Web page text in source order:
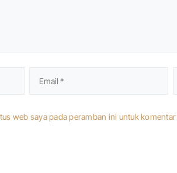
web saya pada peramban ini untuk